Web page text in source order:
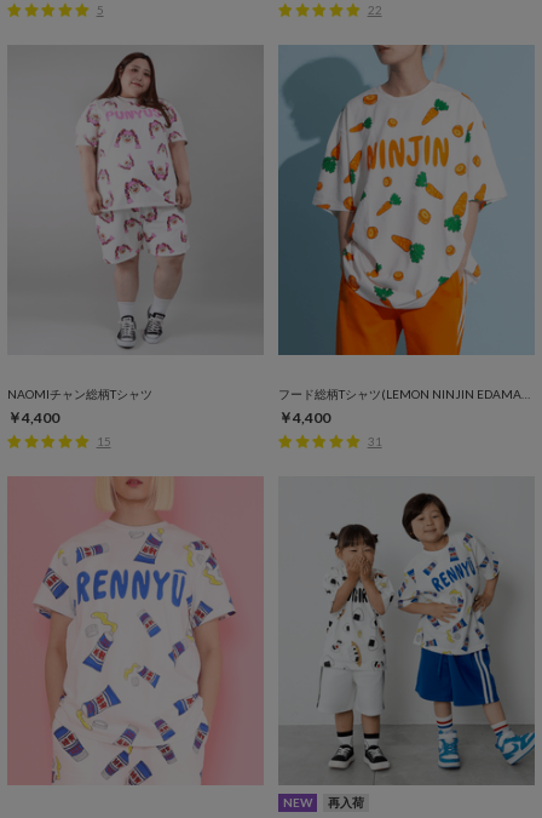
5 22
NAOMIチャン総柄Tシャツ
￥4,400
15
￥4,400
31
NEW
再入荷